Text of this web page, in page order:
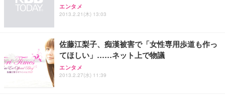
Sezlife オフィスチェア デスクチェア 疲れない テレ
ワーク チェア 強化バックレスト 30度ロッキング機
ョン PCチェア 通気性メッシュ ゲーミング/勉強/事
務用 おしゃれ パソコンチェア (ブラック)
￥7,680
Sezlife オフィスチェア デスクチェア 疲れない テレ
ワーク チェア 強化バックレスト 30度ロッキング機
【純正品】27"ゲーミングモニター DualSense 充電
フック付き（CFI-ZDM1J）
【整備済み品】Dell E2724HS 27インチ 液晶モニタ
ー フルHD（1920×1080）VA 非光沢 HDMI/DisplayP
ネオ・ルーライフ ネオ・オムツ L 中型犬用 26枚入
Smart Basic(スマートベーシック) 【Amazon.co.jp
限定】 Smart Basic アイリスオーヤマ ペットシーツ
エンタメ
2013.2.21(木) 13:03
佐藤江梨子、痴漢被害で「女性専用歩道も作っ
てほしい」……ネット上で物議
エンタメ
2013.2.27(水) 11:39